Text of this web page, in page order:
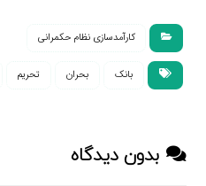
کارآمدسازی نظام حکمرانی
بانک بحران تحریم
بدون دیدگاه